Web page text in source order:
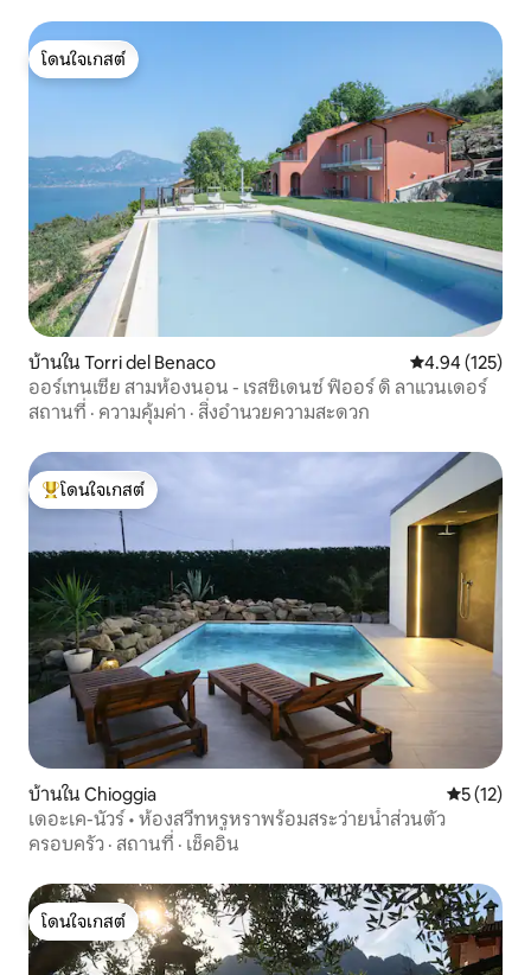
รถเมล์น้ำอยู่ห่างออกไปประมาณ 400 เมตร
โดยไม่มีสะพาน ภาษีนักท่องเที่ยว: 4 € ต่อ
คน (12 ปีหรือมากกว่า) ต่อคืน [ไม่รวม] ต้อง
เป็นพื้นที่ที่มีชีวิตชีวาที่สุดในเวนิสเป็นที่นิยม
ของชาวพื้นเมือง ที่พักอยู่ห่างจากป้ายหยุด
รถ Ospedale โดยใช้เวลาเดิน 2 นาทีและมี
ร้านเบเกอรี่ร้านขายยาร้านอาหารบาร์และ
ร้านเหล้าท้องถิ่นในระยะ 300 เมตร Rialto
และ St Mark's Square อยู่ห่างไป 5 นาที
โดนใจเกสต์
โดนใจเกสต์
บ้านใน Torri del Benaco คะแนนเฉลี่ย
4.94 (125)
ออร์เทนเซีย สามห้องนอน - เรสซิเดนซ์ ฟิออร์ ดิ ลาแวนเดอร์
สถานที่ · ความคุ้มค่า · สิ่งอำนวยความสะดวก
โดนใจเกสต์ที่สุด
โดนใจเกสต์
บ้านใน Chioggia คะแนนเฉลี่
5 (12)
เดอะเค-นัวร์ • ห้องสวีทหรูหราพร้อมสระว่ายน้ำส่วนตัว
ครอบครัว · สถานที่ · เช็คอิน
โดนใจเกสต์
โดนใจเกสต์